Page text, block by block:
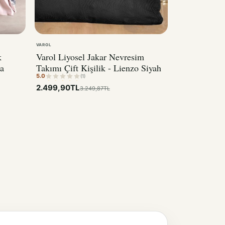
VAROL
Varol Liyosel Jakar Nevresim
Takımı Çift Kişilik - Lienzo Siyah
5.0 (1)
2.499,90TL3.249,87TL